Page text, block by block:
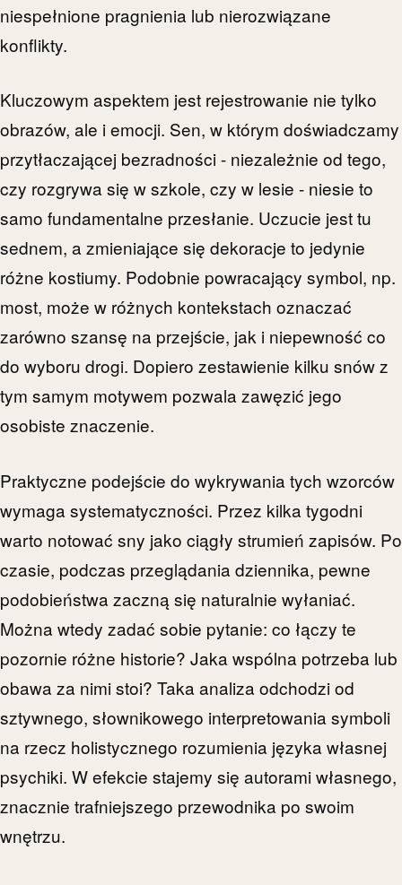
niespełnione pragnienia lub nierozwiązane
konflikty.
Kluczowym aspektem jest rejestrowanie nie tylko
obrazów, ale i emocji. Sen, w którym doświadczamy
przytłaczającej bezradności - niezależnie od tego,
czy rozgrywa się w szkole, czy w lesie - niesie to
samo fundamentalne przesłanie. Uczucie jest tu
sednem, a zmieniające się dekoracje to jedynie
różne kostiumy. Podobnie powracający symbol, np.
most, może w różnych kontekstach oznaczać
zarówno szansę na przejście, jak i niepewność co
do wyboru drogi. Dopiero zestawienie kilku snów z
tym samym motywem pozwala zawęzić jego
osobiste znaczenie.
Praktyczne podejście do wykrywania tych wzorców
wymaga systematyczności. Przez kilka tygodni
warto notować sny jako ciągły strumień zapisów. Po
czasie, podczas przeglądania dziennika, pewne
podobieństwa zaczną się naturalnie wyłaniać.
Można wtedy zadać sobie pytanie: co łączy te
pozornie różne historie? Jaka wspólna potrzeba lub
obawa za nimi stoi? Taka analiza odchodzi od
sztywnego, słownikowego interpretowania symboli
na rzecz holistycznego rozumienia języka własnej
psychiki. W efekcie stajemy się autorami własnego,
znacznie trafniejszego przewodnika po swoim
wnętrzu.